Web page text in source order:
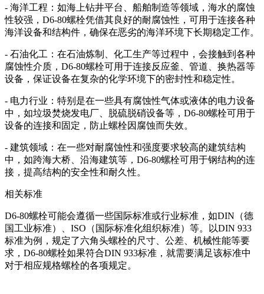
- 海洋工程：如海上钻井平台、船舶制造等领域，海水的腐蚀
性较强，D6-80螺栓凭借其良好的耐腐蚀性，可用于连接各种
海洋设备和结构件，确保在恶劣的海洋环境下长期稳定工作。
- 石油化工：在石油炼制、化工生产等过程中，会接触到各种
腐蚀性介质，D6-80螺栓可用于连接反应釜、管道、换热器等
设备，保证设备在复杂的化学环境下的密封性和稳定性。
- 电力行业：特别是在一些具有腐蚀性气体或液体的电力设备
中，如垃圾焚烧发电厂、脱硫脱硝设备等，D6-80螺栓可用于
设备的连接和固定，防止螺栓因腐蚀而失效。
- 建筑领域：在一些对耐腐蚀性和强度要求较高的建筑结构
中，如跨海大桥、沿海建筑等，D6-80螺栓可用于钢结构的连
接，提高结构的安全性和耐久性。
相关标准
D6-80螺栓可能会遵循一些国际标准或行业标准，如DIN（德
国工业标准）、ISO（国际标准化组织标准）等。以DIN 933
标准为例，规定了六角头螺栓的尺寸、公差、机械性能等要
求，D6-80螺栓如果符合DIN 933标准，就需要满足该标准中
对于相应规格螺栓的各项规定。